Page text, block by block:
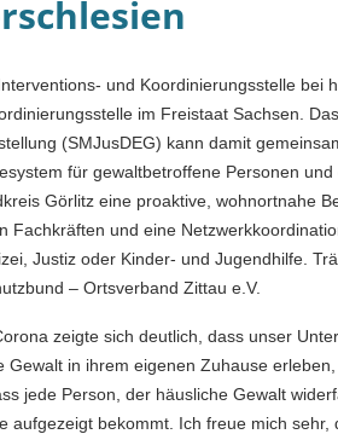
und Koordinierungsstelle bei
im Freistaat Sachsen.
(SMJusDEG) kann damit
für gewaltbetroffene Personen und
Görlitz eine proaktive, wohnortnahe
Fachkräften und eine
Justiz oder Kinder- und Jugendhilfe.
– Ortsverband Zittau e.V.
zeigte sich deutlich, dass unser
in ihrem eigenen Zuhause
jede Person, der häusliche Gewalt
aufgezeigt bekommt. Ich freue mich sehr,